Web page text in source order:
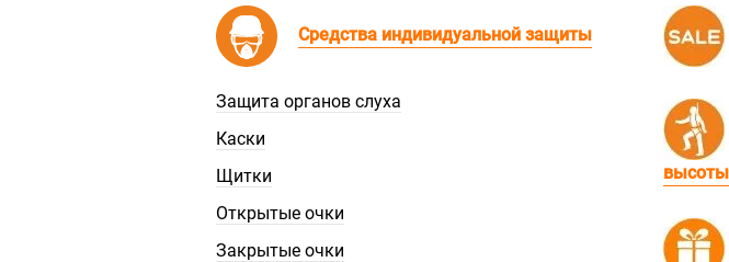
Средства индивидуальной защиты
Защита органов слуха
Каски
Щитки
Открытые очки
Закрытые очки
высоты